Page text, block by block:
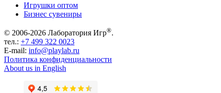
Игрушки оптом
Бизнес сувениры
© 2006-2026 Лаборатория Игр®.
тел.: +7 499 322 0023
E-mail: info@playlab.ru
Политика конфиденциальности
About us in English